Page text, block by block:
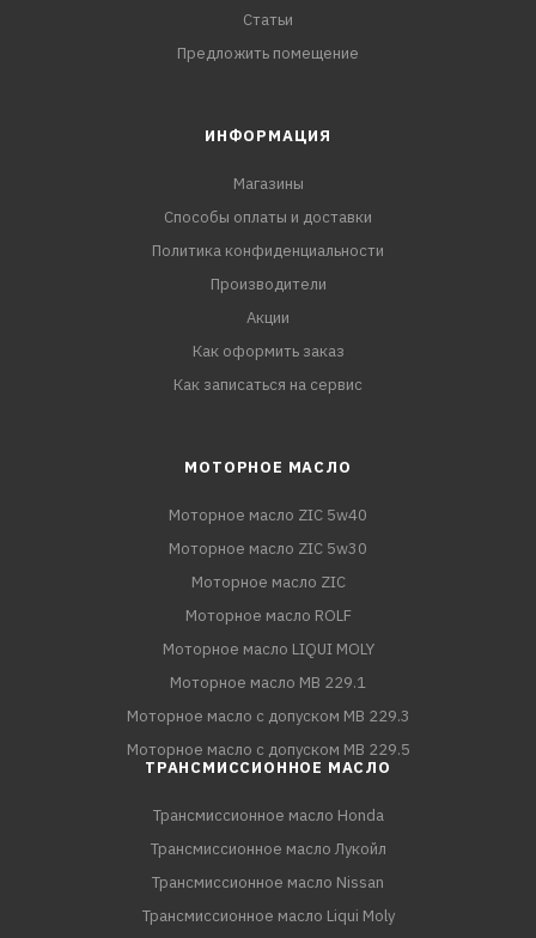
Статьи
Предложить помещение
ИНФОРМАЦИЯ
Магазины
Способы оплаты и доставки
Политика конфиденциальности
Производители
Акции
Как оформить заказ
Как записаться на сервис
МОТОРНОЕ МАСЛО
Моторное масло ZIC 5w40
Моторное масло ZIC 5w30
Моторное масло ZIC
Моторное масло ROLF
Моторное масло LIQUI MOLY
Моторное масло MB 229.1
Моторное масло с допуском MB 229.3
Моторное масло с допуском MB 229.5
ТРАНСМИССИОННОЕ МАСЛО
Трансмиссионное масло Honda
Трансмиссионное масло Лукойл
Трансмиссионное масло Nissan
Трансмиссионное масло Liqui Moly